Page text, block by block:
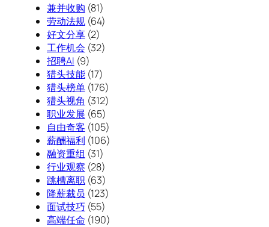
兼并收购 (81)
劳动法规(64)
好文分享(2)
工作机会 (32)
招聘AI (9)
猎头技能(17)
猎头榜单(176)
猎头视角 (312)
职业发展 (65)
自由奇客 (105)
薪酬福利 (106)
融资重组 (31)
行业观察 (28)
跳槽离职(63)
降薪裁员 (123)
面试技巧 (55)
高端任命 (190)